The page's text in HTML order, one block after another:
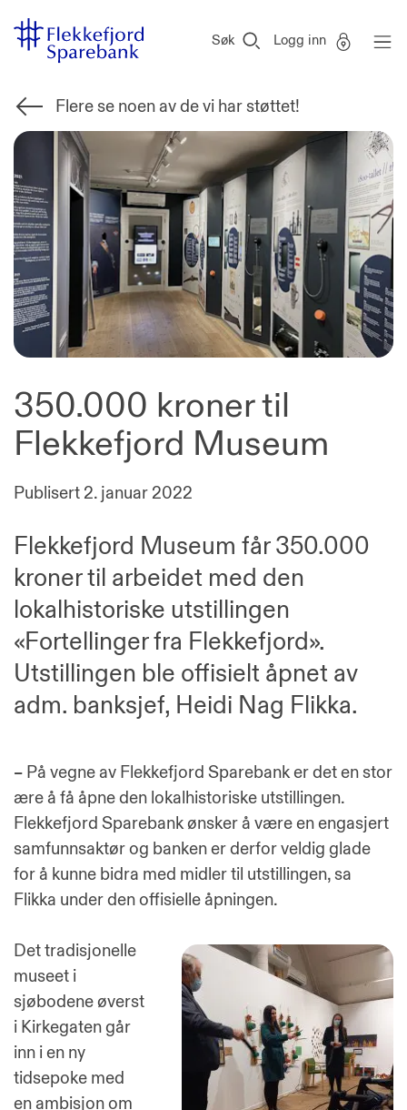
Gå til sideinnhold
Sparebank
Søk Logg inn
Flere se noen av de vi har støttet!
350.000 kroner til
Flekkefjord Museum
Publisert 2. januar 2022
Flekkefjord Museum får 350.000
kroner til arbeidet med den
lokalhistoriske utstillingen
«Fortellinger fra Flekkefjord».
Utstillingen ble offisielt åpnet av
adm. banksjef, Heidi Nag Flikka.
– På vegne av Flekkefjord Sparebank er det en stor
ære å få åpne den lokalhistoriske utstillingen.
Flekkefjord Sparebank ønsker å være en engasjert
samfunnsaktør og banken er derfor veldig glade
for å kunne bidra med midler til utstillingen, sa
Flikka under den offisielle åpningen.
Det tradisjonelle
museet i
sjøbodene øverst
i Kirkegaten går
inn i en ny
tidsepoke med
en ambisjon om
er
Miljøfyrtårn-